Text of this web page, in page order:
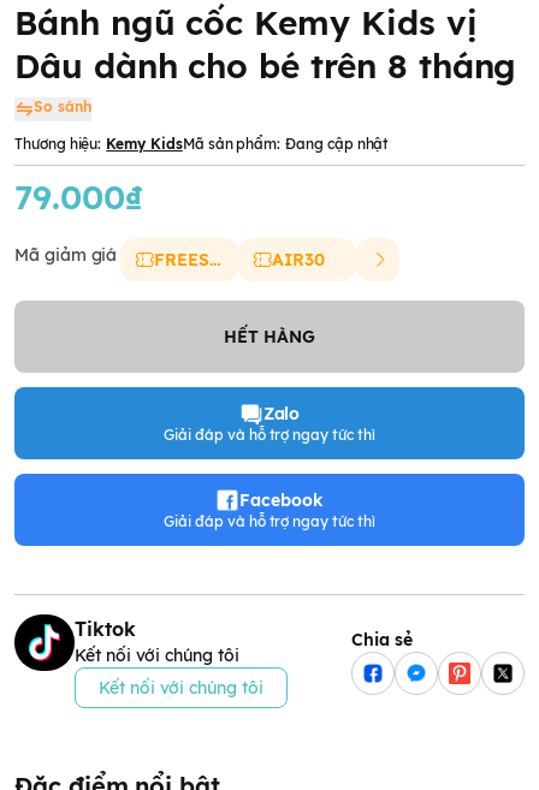
Bánh ngũ cốc Kemy Kids vị
Dâu dành cho bé trên 8 tháng
So sánh
Thương hiệu: Kemy KidsMã sản phẩm: Đang cập nhật
79.000₫
Mã giảm giá FREESHIP AIR30
HẾT HÀNG
Zalo
Giải đáp và hỗ trợ ngay tức thì
Facebook
Giải đáp và hỗ trợ ngay tức thì
Tiktok
Kết nối với chúng tôi
Kết nối với chúng tôi
Chia sẻ